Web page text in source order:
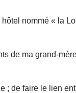
nommé « la
de ma grand-
; de faire le lien